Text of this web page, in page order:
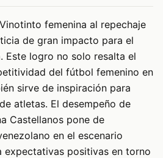
femenina al repechaje
de gran impacto para el
Este logro no solo resalta el
del fútbol femenino en
sirve de inspiración para
atletas. El desempeño de
Castellanos pone de
en el escenario
expectativas positivas en torno